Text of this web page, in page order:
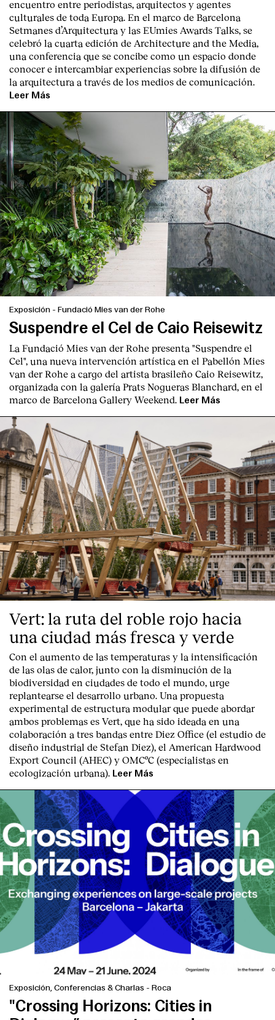
Contacto
encuentro entre periodistas, arquitectos y agentes
culturales de toda Europa. En el marco de Barcelona
Setmanes d’Arquitectura y las EUmies Awards Talks, se
celebró la cuarta edición de Architecture and the Media,
una conferencia que se concibe como un espacio donde
conocer e intercambiar experiencias sobre la difusión de
la arquitectura a través de los medios de comunicación.
Leer Más
Exposición - Fundació Mies van der Rohe
Suspendre el Cel de Caio Reisewitz
La Fundació Mies van der Rohe presenta "Suspendre el
Cel", una nueva intervención artística en el Pabellón Mies
van der Rohe a cargo del artista brasileño Caio Reisewitz,
organizada con la galería Prats Nogueras Blanchard, en el
marco de Barcelona Gallery Weekend.
Leer Más
Vert: la ruta del roble rojo hacia
una ciudad más fresca y verde
Con el aumento de las temperaturas y la intensificación
de las olas de calor, junto con la disminución de la
biodiversidad en ciudades de todo el mundo, urge
replantearse el desarrollo urbano. Una propuesta
experimental de estructura modular que puede abordar
ambos problemas es Vert, que ha sido ideada en una
colaboración a tres bandas entre Diez Office (el estudio de
diseño industrial de Stefan Diez), el American Hardwood
Export Council (AHEC) y OMCºC (especialistas en
ecologización urbana). Leer Más
Exposición, Conferencias & Charlas - Roca
"Crossing Horizons: Cities in